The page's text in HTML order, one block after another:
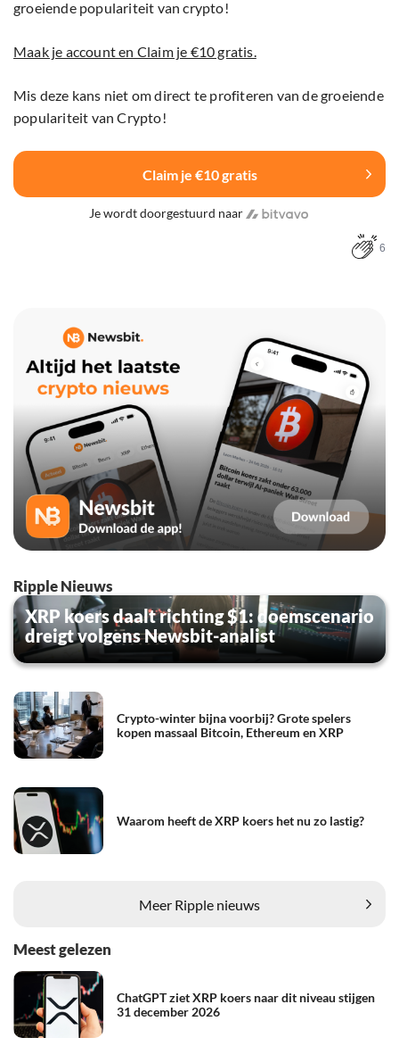
groeiende populariteit van crypto!
Maak je account en Claim je €10 gratis.
Mis deze kans niet om direct te profiteren van de groeiende
populariteit van Crypto!
Claim je €10 gratis
Je wordt doorgestuurd naar
6
Ripple Nieuws
XRP koers daalt richting $1: doemscenario
dreigt volgens Newsbit-analist
Crypto-winter bijna voorbij? Grote spelers
kopen massaal Bitcoin, Ethereum en XRP
Waarom heeft de XRP koers het nu zo lastig?
Meer Ripple nieuws
Meest gelezen
ChatGPT ziet XRP koers naar dit niveau stijgen
31 december 2026